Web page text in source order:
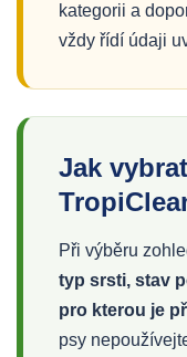
kategorii a
vždy řídí údaji
Jak
Při výběru
typ srsti, stav
pro kterou je
psy